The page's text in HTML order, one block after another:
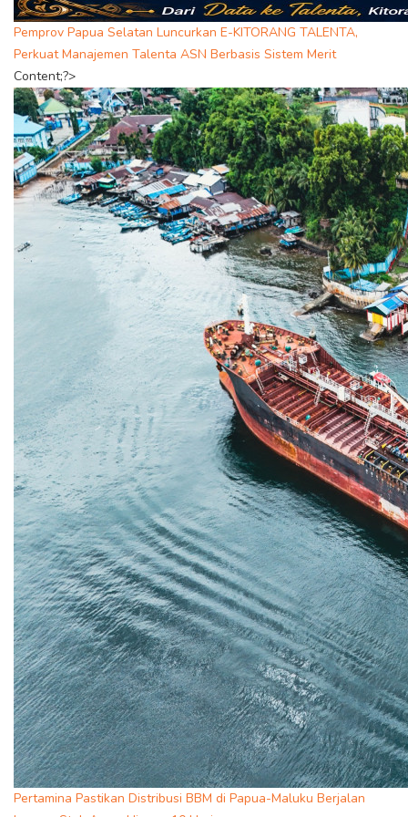
Pemprov Papua Selatan Luncurkan E-KITORANG TALENTA,
Perkuat Manajemen Talenta ASN Berbasis Sistem Merit
Content;?>
Pertamina Pastikan Distribusi BBM di Papua-Maluku Berjalan